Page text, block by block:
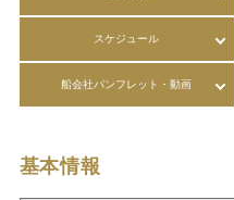
スケジュール
船会社パンフレット・動画
基本情報